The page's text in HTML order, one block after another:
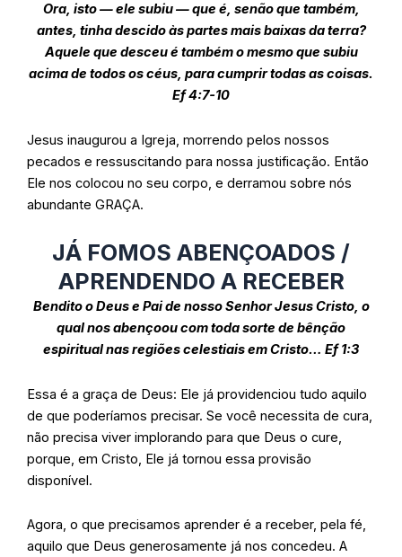
Ora, isto — ele subiu — que é, senão que também,
antes, tinha descido às partes mais baixas da terra?
Aquele que desceu é também o mesmo que subiu
acima de todos os céus, para cumprir todas as coisas.
Ef 4:7-10
Jesus inaugurou a Igreja, morrendo pelos nossos
pecados e ressuscitando para nossa justificação. Então
Ele nos colocou no seu corpo, e derramou sobre nós
abundante GRAÇA.
JÁ FOMOS ABENÇOADOS /
APRENDENDO A RECEBER
Bendito o Deus e Pai de nosso Senhor Jesus Cristo, o
qual nos abençooucom toda sorte de bênção
espiritual nas regiões celestiais em Cristo… Ef 1:3
Essa é a graça de Deus: Ele já providenciou tudo aquilo
de que poderíamos precisar. Se você necessita de cura,
não precisa viver implorando para que Deus o cure,
porque, em Cristo, Ele já tornou essa provisão
disponível.
Agora, o que precisamos aprender é a receber, pela fé,
aquilo que Deus generosamente já nos concedeu. A